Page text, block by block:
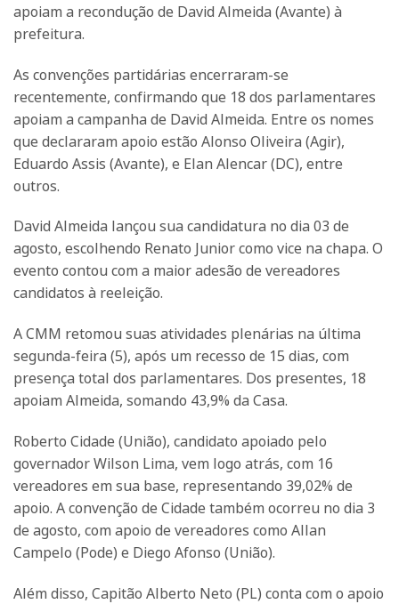
apoiam a recondução de David Almeida (Avante) à
prefeitura.
As convenções partidárias encerraram-se
recentemente, confirmando que 18 dos parlamentares
apoiam a campanha de David Almeida. Entre os nomes
que declararam apoio estão Alonso Oliveira (Agir),
Eduardo Assis (Avante), e Elan Alencar (DC), entre
outros.
David Almeida lançou sua candidatura no dia 03 de
agosto, escolhendo Renato Junior como vice na chapa. O
evento contou com a maior adesão de vereadores
candidatos à reeleição.
A CMM retomou suas atividades plenárias na última
segunda-feira (5), após um recesso de 15 dias, com
presença total dos parlamentares. Dos presentes, 18
apoiam Almeida, somando 43,9% da Casa.
Roberto Cidade (União), candidato apoiado pelo
governador Wilson Lima, vem logo atrás, com 16
vereadores em sua base, representando 39,02% de
apoio. A convenção de Cidade também ocorreu no dia 3
de agosto, com apoio de vereadores como Allan
Campelo (Pode) e Diego Afonso (União).
Além disso, Capitão Alberto Neto (PL) conta com o apoio